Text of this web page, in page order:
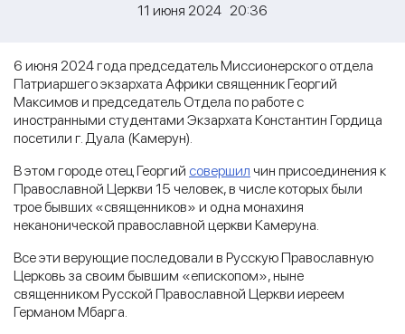
11 июня 2024 20:36
6 июня 2024 года председатель Миссионерского отдела
Патриаршего экзархата Африки священник Георгий
Максимов и председатель Отдела по работе с
иностранными студентами Экзархата Константин Гордица
посетили г. Дуала (Камерун).
В этом городе отец Георгий совершил чин присоединения к
Православной Церкви 15 человек, в числе которых были
трое бывших «священников» и одна монахиня
неканонической православной церкви Камеруна.
Все эти верующие последовали в Русскую Православную
Церковь за своим бывшим «епископом», ныне
священником Русской Православной Церкви иереем
Германом Мбарга.